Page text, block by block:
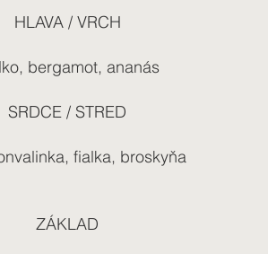
HLAVA / VRCH
bergamot, ananás
SRDCE / STRED
fialka, broskyňa
ZÁKLAD